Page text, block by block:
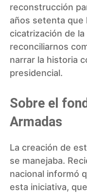
reconstrucción
años setenta que
cicatrización de
reconciliarnos
narrar la historia
presidencial.
Sobre el
Armadas
La creación de
se manejaba.
nacional informó
esta iniciativa,